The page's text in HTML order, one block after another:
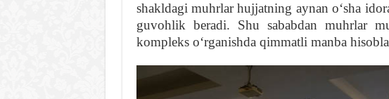
shakldagi muhrlar hujjatning aynan oʻsha
guvohlik beradi. Shu sababdan muhrlar
kompleks oʻrganishda qimmatli manba